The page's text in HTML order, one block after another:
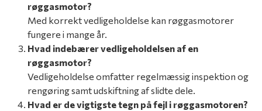
røggasmotor?
Med korrekt vedligeholdelse kan røggasmotorer
fungere i mange år.
Hvad indebærer vedligeholdelsen af en
røggasmotor?
Vedligeholdelse omfatter regelmæssig inspektion og
rengøring samt udskiftning af slidte dele.
Hvad er de vigtigste tegn på fejl i røggasmotoren?